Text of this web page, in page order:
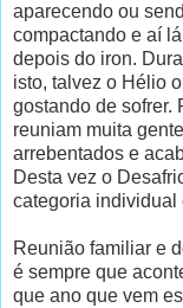
aparecendo ou
compactando e aí
depois do iron.
isto, talvez o Hélio
gostando de sofrer.
reuniam muita
arrebentados e
Desta vez o
categoria individual
Reunião familiar e
é sempre que
que ano que vem